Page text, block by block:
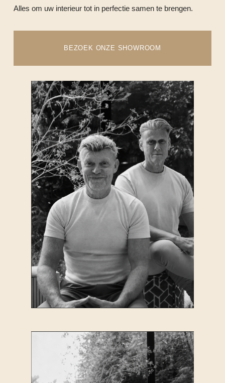
Alles om uw interieur tot in perfectie samen te brengen.
BEZOEK ONZE SHOWROOM